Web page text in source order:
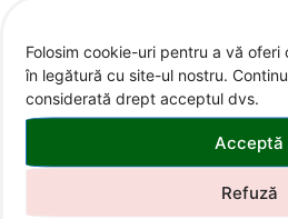
Folosim cookie-uri pentru a vă
în legătură cu site-ul nostru.
considerată drept acceptul dvs.
Acceptă
Refuză
Contact